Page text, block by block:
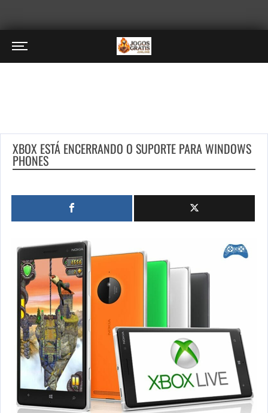
XBOX ESTÁ ENCERRANDO O SUPORTE PARA WINDOWS
PHONES